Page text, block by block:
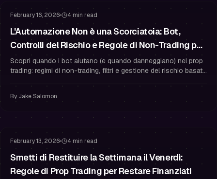
February 16, 2026 4 min read
L'Automazione Non è una Scorciatoia: Bot,
Controlli del Rischio e Regole di Non-Trading per
il Prop Trading
Scopri quando i bot aiutano (e quando danneggiano) nel prop
trading: regimi di non-trading, filtri e gestione del rischio basata
By Jake Salomon
Gestione del Rischio Restare Finanziati
February 13, 2026 4 min read
Smetti di Restituire la Settimana il Venerdì:
Regole di Prop Trading per Restare Finanziati